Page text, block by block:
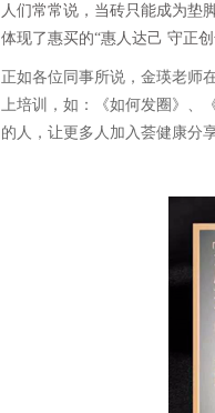
人们常常说，当砖只能成为垫
体现了惠买的“惠人达己 守正
正如各位同事所说，金瑛老师
上培训，如：《如何发圈》、
的人，让更多人加入荟健康分